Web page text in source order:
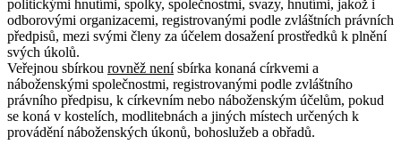
politickými hnutími, spolky, společnostmi, svazy, hnutími, jakož i
odborovými organizacemi, registrovanými podle zvláštních právních
předpisů, mezi svými členy za účelem dosažení prostředků k plnění
svých úkolů.
Veřejnou sbírkou rovněž nenísbírka konaná církvemi a
náboženskými společnostmi, registrovanými podle zvláštního
právního předpisu, k církevním nebo náboženským účelům, pokud
se koná v kostelích, modlitebnách a jiných místech určených k
provádění náboženských úkonů, bohoslužeb a obřadů.